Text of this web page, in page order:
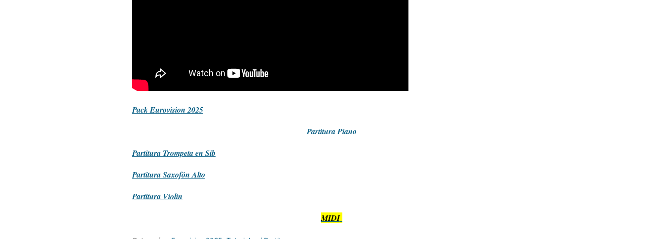
Pack Eurovision 2025
PartituraPiano
Partitura Trompeta en Sib
PartituraSaxofón Alto
Partitura Violín
MIDI